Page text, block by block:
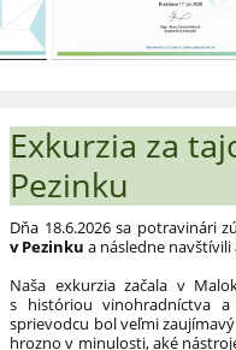
Exkurzia za
Pezinku
Dňa 18.6.2026 sa potravinári
v Pezinku a následne navštívili
Naša exkurzia začala v
s históriou vinohradníctva
sprievodcu bol veľmi
hrozno v minulosti, aké